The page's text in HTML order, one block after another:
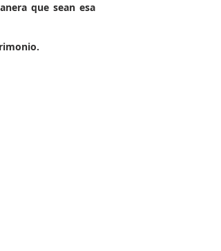
que sean esa